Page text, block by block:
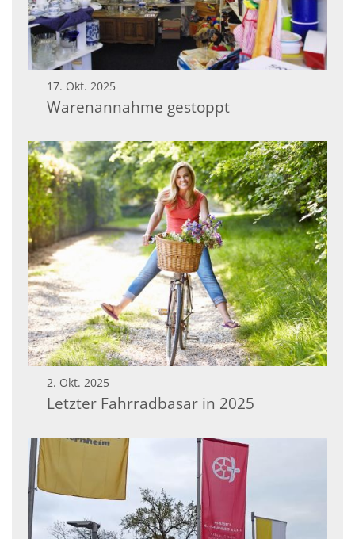
17. Okt. 2025
Warenannahme gestoppt
2. Okt. 2025
Letzter Fahrradbasar in 2025